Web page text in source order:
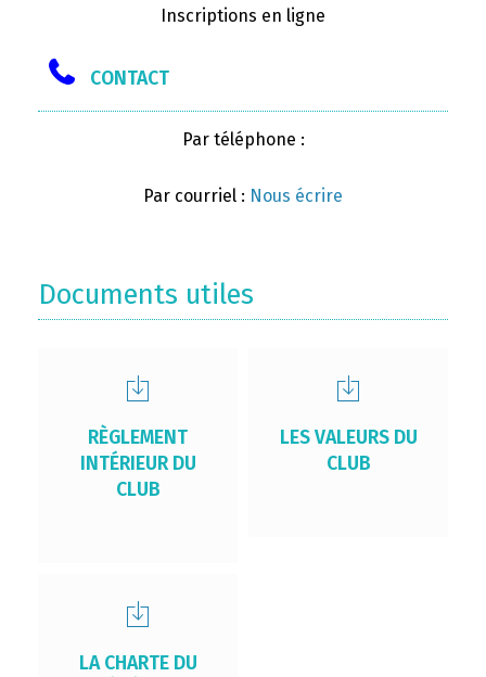
Inscriptions en ligne
CONTACT
Par téléphone :
Par courriel : Nous écrire
Documents utiles
RÈGLEMENT
INTÉRIEUR DU
CLUB
LES VALEURS DU
CLUB
LA CHARTE DU